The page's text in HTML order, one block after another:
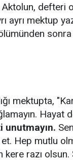
Aktolun, defteri
ayrı mektup
mektupta,
Hayat
unutmayın.
Hep mutlu
kere razı